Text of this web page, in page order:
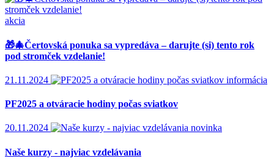
akcia
🎁🎄Čertovská ponuka sa vypredáva – darujte (si) tento rok
pod stromček vzdelanie!
21.11.2024 informácia
PF2025 a otváracie hodiny počas sviatkov
20.11.2024 novinka
Naše kurzy - najviac vzdelávania